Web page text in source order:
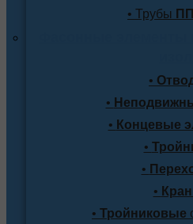
• Трубы
•
•
• Концевые
•
•
•
• Тройниковые